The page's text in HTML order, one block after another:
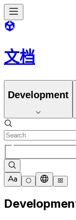
文档
Development